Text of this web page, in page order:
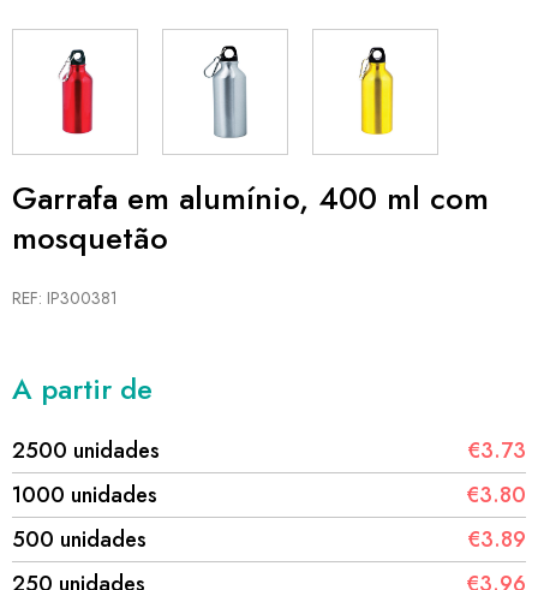
Garrafa em alumínio, 400 ml com
mosquetão
REF: IP300381
A partir de
2500 unidades
€3.73
1000 unidades
€3.80
500 unidades
€3.89